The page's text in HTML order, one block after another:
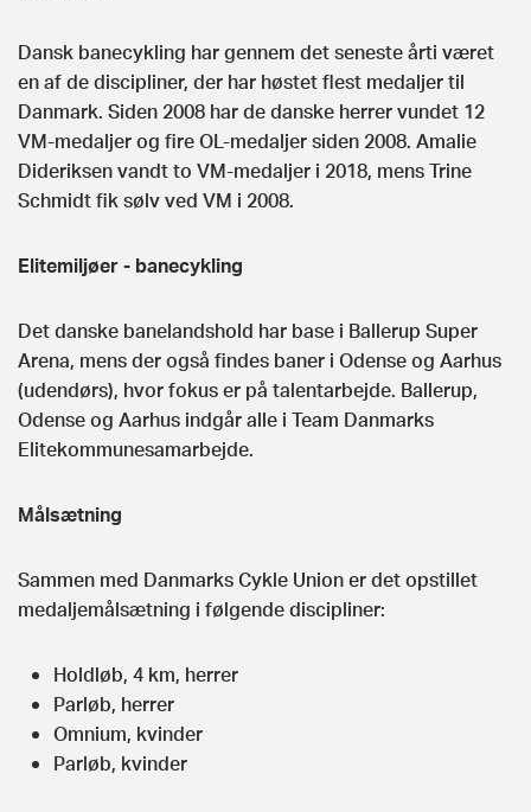
Dansk banecykling har gennem det seneste årti været
en af de discipliner, der har høstet flest medaljer til
Danmark. Siden 2008 har de danske herrer vundet 12
VM-medaljer og fire OL-medaljer siden 2008. Amalie
Dideriksen vandt to VM-medaljer i 2018, mens Trine
Schmidt fik sølv ved VM i 2008.
Elitemiljøer - banecykling
Det danske banelandshold har base i Ballerup Super
Arena, mens der også findes baner i Odense og Aarhus
(udendørs), hvor fokus er på talentarbejde. Ballerup,
Odense og Aarhus indgår alle i Team Danmarks
Elitekommunesamarbejde.
Målsætning
Sammen med Danmarks Cykle Union er det opstillet
medaljemålsætning i følgende discipliner:
Holdløb, 4 km, herrer
Parløb, herrer
Omnium, kvinder
Parløb, kvinder